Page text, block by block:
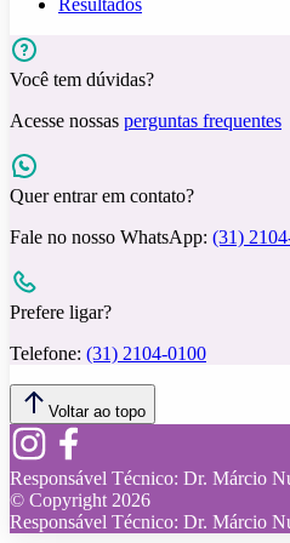
Você tem dúvidas?
Acesse nossas perguntas frequentes
Quer entrar em contato?
Fale no nosso WhatsApp: (31)
Prefere ligar?
Telefone: (31) 2104-0100
Voltar ao topo
Responsável Técnico: Dr. Márcio
© Copyright 2026
Responsável Técnico: Dr. Márcio